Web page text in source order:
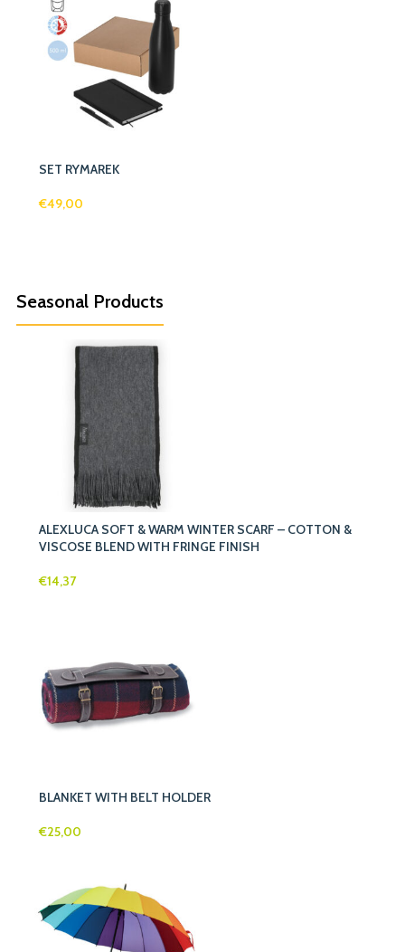
SET RYMAREK
€49,00
Seasonal Products
ALEXLUCA SOFT & WARM WINTER SCARF – COTTON &
VISCOSE BLEND WITH FRINGE FINISH
€14,37
BLANKET WITH BELT HOLDER
€25,00